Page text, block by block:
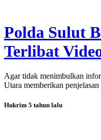
Polda Sulut
Terlibat
Agar tidak menimbulkan
Utara memberikan
Hukrim 5 tahun lalu